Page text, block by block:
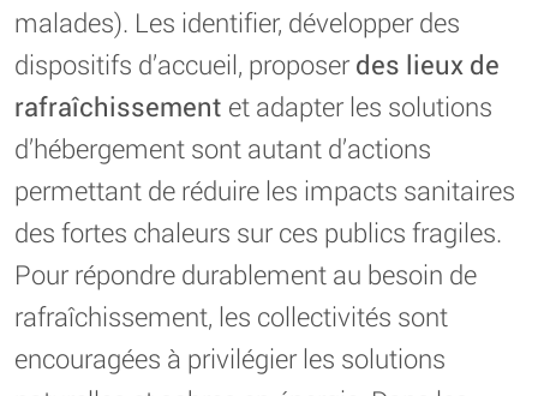
malades). Les identifier, développer des
dispositifs d’accueil, proposer des lieux de
rafraîchissement et adapter les solutions
d’hébergement sont autant d’actions
permettant de réduire les impacts sanitaires
des fortes chaleurs sur ces publics fragiles.
Pour répondre durablement au besoin de
rafraîchissement, les collectivités sont
encouragées à privilégier les solutions